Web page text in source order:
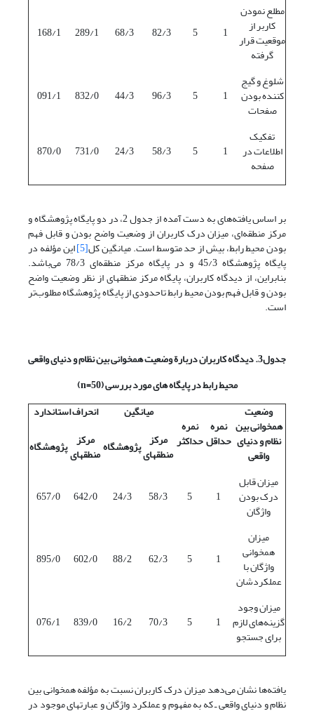
مطلع نمودن
کاربر از
موقعیت قرار
گرفته
1
5
82/3
68/3
289/1
168/1
شلوغ و گیج
کننده بودن
صفحات
1
5
96/3
44/3
832/0
091/1
تفکیک
اطلاعات در
صفحه
1
5
58/3
24/3
731/0
870/0
بر اساس یافته‌های به دست آمده از جدول 2، در دو پایگاه پژوهشگاه و
مرکز منطقه‌ای، میزان درک کاربران از وضعیت واضح بودن و قابل فهم
بودن محیط رابط، بیش از حد متوسط است. میانگین کل[5] این مؤلفه در
پایگاه پژوهشگاه 45/3 و در پایگاه مرکز منطقه‌ای 78/3 می‌باشد.
بنابراین، از دیدگاه کاربران، پایگاه مرکز منطقه‎ای از نظر وضعیت واضح
بودن و قابل فهم بودن محیط رابط تاحدودی از پایگاه پژوهشگاه مطلوب‌تر
است.
جدول3. دیدگاه کاربران دربارة وضعیت همخوانی بین نظام و دنیای واقعی
محیط رابط در پایگاه های مورد بررسی (50=
n
)
وضعیت
همخوانی بین
نظام و دنیای
واقعی
نمره
حداقل
نمره
حداکثر
میانگین
انحراف استاندارد
مرکز
منطقه‎ای پژوهشگاه مرکز
منطقه‎ای
پژوهشگاه
میزان قابل
درک بودن
واژگان
1
5
58/3
24/3
642/0
657/0
میزان
همخوانی
واژگان با
عملکردشان
1
5
62/3
88/2
602/0
895/0
میزان وجود
گزینه‌های لازم
برای جستجو
1
5
70/3
16/2
839/0
076/1
یافته‌ها نشان می‌دهد میزان درک کاربران نسبت به مؤلفه همخوانی بین
نظام و دنیای واقعی ـ که به مفهوم و عملکرد واژگان و عبارتهای موجود در